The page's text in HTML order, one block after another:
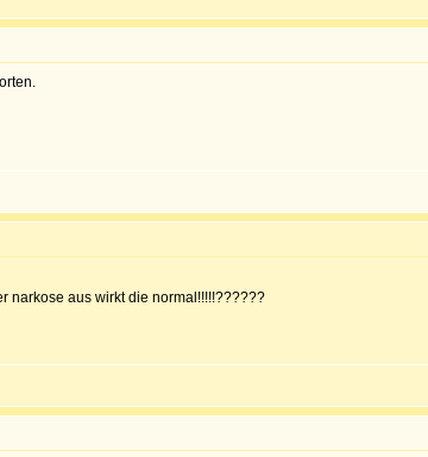
narkose aus wirkt die normal!!!!!??????